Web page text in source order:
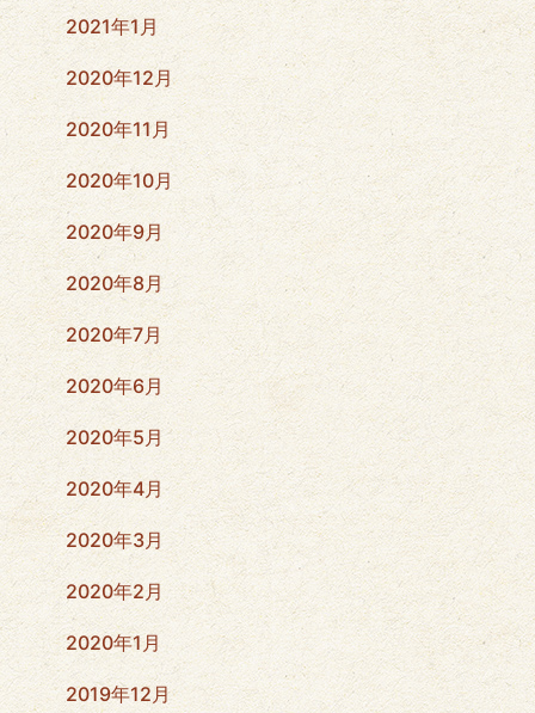
2021年1月
2020年12月
2020年11月
2020年10月
2020年9月
2020年8月
2020年7月
2020年6月
2020年5月
2020年4月
2020年3月
2020年2月
2020年1月
2019年12月